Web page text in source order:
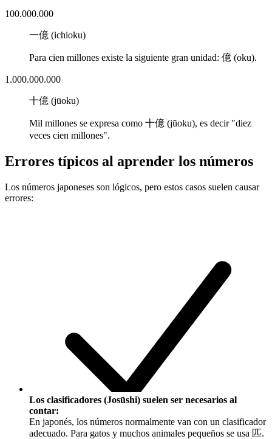
100.000.000
一億 (ichioku)
Para cien millones existe la siguiente gran unidad: 億 (oku).
1.000.000.000
十億 (jūoku)
Mil millones se expresa como 十億 (jūoku), es decir "diez
veces cien millones".
Errores típicos al aprender los números
Los números japoneses son lógicos, pero estos casos suelen causar
errores:
Los clasificadores (Josūshi) suelen ser necesarios al
contar:
En japonés, los números normalmente van con un clasificador
adecuado. Para gatos y muchos animales pequeños se usa 匹.